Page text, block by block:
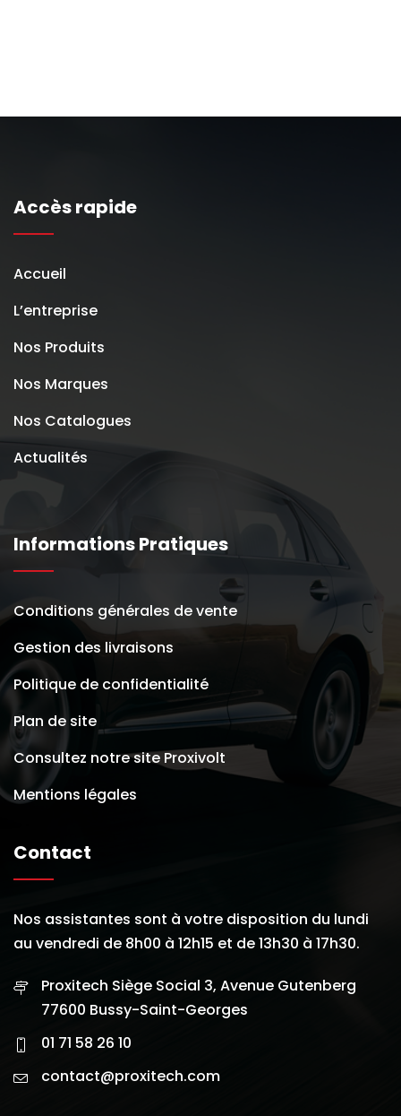
Accès rapide
Accueil
L’entreprise
Nos Produits
Nos Marques
Nos Catalogues
Actualités
Informations Pratiques
Conditions générales de vente
Gestion des livraisons
Politique de confidentialité
Plan de site
Consultez notre site Proxivolt
Mentions légales
Contact
Nos assistantes sont à votre disposition du lundi
au vendredi de 8h00 à 12h15 et de 13h30 à 17h30.
Proxitech Siège Social 3, Avenue Gutenberg
77600 Bussy-Saint-Georges
01 71 58 26 10
contact@proxitech.com